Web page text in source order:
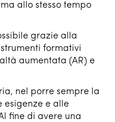
allo stesso tempo
grazie alla
formativi
aumentata (AR) e
nel porre sempre la
esigenze e alle
fine di avere una